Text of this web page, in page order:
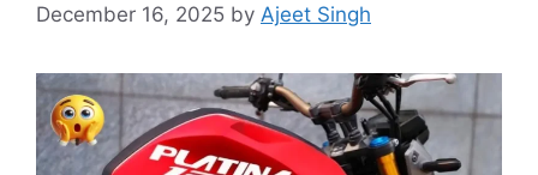
December 16, 2025 by Ajeet Singh